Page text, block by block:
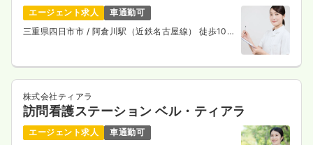
気になる 詳細を見る
日勤のみ（常勤） 一時募集休止
給与 21.5万円/月 賞与2回
エージェント求人
車通勤可
三重県四日市市 / 阿倉川駅（近鉄名古屋線） 徒歩10
株式会社ティアラ
訪問看護ステーション ベル・ティアラ
エージェント求人
車通勤可